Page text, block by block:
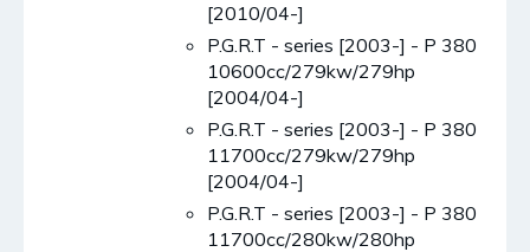
[2010/04-]
P.G.R.T - series [2003-] - P 380
10600cc/279kw/279hp
[2004/04-]
P.G.R.T - series [2003-] - P 380
11700cc/279kw/279hp
[2004/04-]
P.G.R.T - series [2003-] - P 380
11700cc/280kw/280hp